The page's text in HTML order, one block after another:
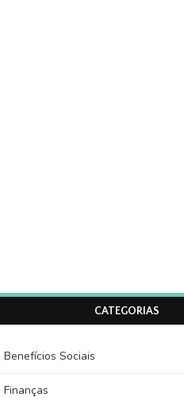
CATEGORIAS
Benefícios Sociais
Finanças